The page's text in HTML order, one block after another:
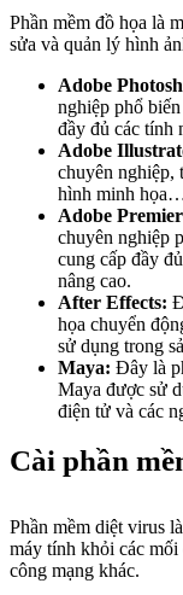
Phần mềm đồ họa là
sửa và quản lý hình
Adobe
nghiệp phổ
đầy đủ các tính
Adobe
chuyên nghiệp,
hình minh
Adobe
chuyên nghiệp
cung cấp đầy
nâng cao.
After Effects:
họa chuyển
sử dụng trong
Maya: Đây là
Maya được sử
điện tử và các
Cài phần
Phần mềm diệt virus
máy tính khỏi các mối
công mạng khác.